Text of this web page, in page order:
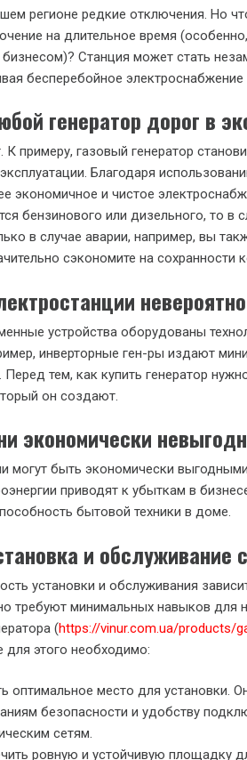
регионе редкие отключения. Но
на длительное время
Станция может стать
бесперебойное
генератор дорог в
примеру, газовый генератор
Благодаря
экономичное и чистое
бензинового или дизельного, то в
в случае аварии, например, вы
сэкономите на сохранности
устройства оборудованы
инверторные ген-ры издают
Перед тем, как купить генератор
он создают.
экономически
могут быть экономически
приводят к убыткам в
бытовой техники в доме.
и обслуживание
установки и обслуживания
требуют минимальных навыков для
(https://vinur.com.ua/products/
для этого необходимо:
оптимальное место для установки.
безопасности и удобству
сетям.
ровную и устойчивую площадку